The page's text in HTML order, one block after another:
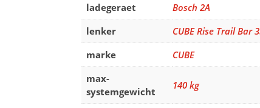
ladegeraet
Bosch 2A
lenker
CUBE Rise Trail Bar
marke
CUBE
max-
systemgewicht
140 kg